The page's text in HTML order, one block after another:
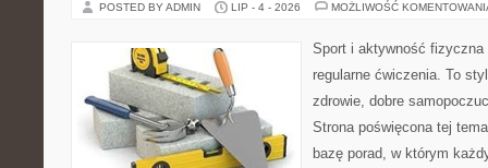
POSTED BY ADMIN LIP - 4 - 2026 MOŻLIWOŚĆ
Sport i aktywność
regularne ćwiczenia. To
zdrowie, dobre
Strona poświęcona tej
bazę porad, w którym